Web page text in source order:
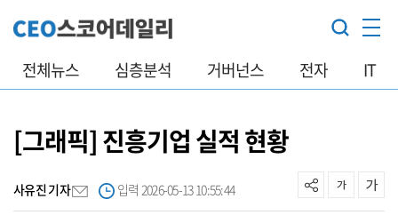
전체뉴스 심층분석 거버넌스 전자 IT
[그래픽] 진흥기업 실적 현황
사유진 기자 입력 2026-05-13 10:55:44